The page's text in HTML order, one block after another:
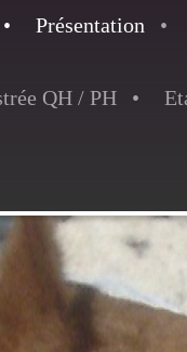
Présentation
QH / PH